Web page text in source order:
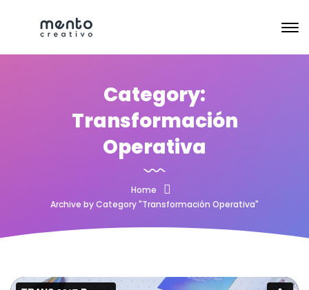
Category:
Transformación
Operativa
Home
Archive by Category "Transformación Operativa"